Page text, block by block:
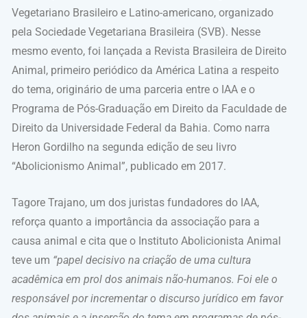
Vegetariano Brasileiro e Latino-americano, organizado
pela Sociedade Vegetariana Brasileira (SVB). Nesse
mesmo evento, foi lançada a Revista Brasileira de Direito
Animal, primeiro periódico da América Latina a respeito
do tema, originário de uma parceria entre o IAA e o
Programa de Pós-Graduação em Direito da Faculdade de
Direito da Universidade Federal da Bahia. Como narra
Heron Gordilho na segunda edição de seu livro
“Abolicionismo Animal”, publicado em 2017.
Tagore Trajano, um dos juristas fundadores do IAA,
reforça quanto a importância da associação para a
causa animal e cita que o Instituto Abolicionista Animal
teve um “papel decisivo na criação de uma cultura
acadêmica em prol dos animais não-humanos. Foi ele o
responsável por incrementar o discurso jurídico em favor